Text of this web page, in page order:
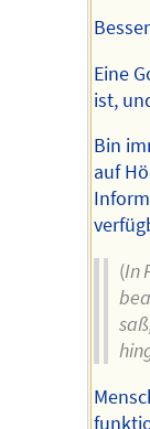
Eine
ist,
Bin
auf
(In